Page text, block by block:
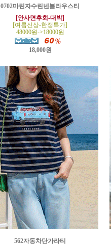
0702마린자수린넨블라우스티
[안사면후회-대박]
[여름신상-한정특가]
48000원->18000원
18,000원
562자동차단가라티